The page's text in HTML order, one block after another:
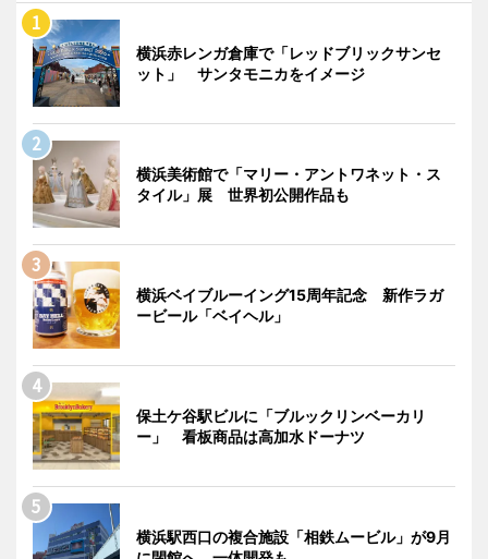
横浜赤レンガ倉庫で「レッドブリックサンセ
ット」 サンタモニカをイメージ
横浜美術館で「マリー・アントワネット・ス
タイル」展 世界初公開作品も
横浜ベイブルーイング15周年記念 新作ラガ
ービール「ベイヘル」
保土ケ谷駅ビルに「ブルックリンベーカリ
ー」 看板商品は高加水ドーナツ
横浜駅西口の複合施設「相鉄ムービル」が9月